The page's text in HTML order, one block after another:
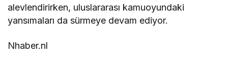
alevlendirirken, uluslararası kamuoyundaki
yansımaları da sürmeye devam ediyor.
Nhaber.nl